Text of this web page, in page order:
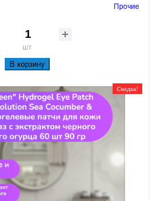
Прочие
шт
В корзину
Скидка!